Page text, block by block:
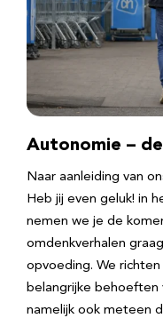
Autonomie –
Naar aanleiding van
Heb jij even geluk! in
nemen we je de
omdenkverhalen
opvoeding. We
belangrijke behoeften
namelijk ook meteen